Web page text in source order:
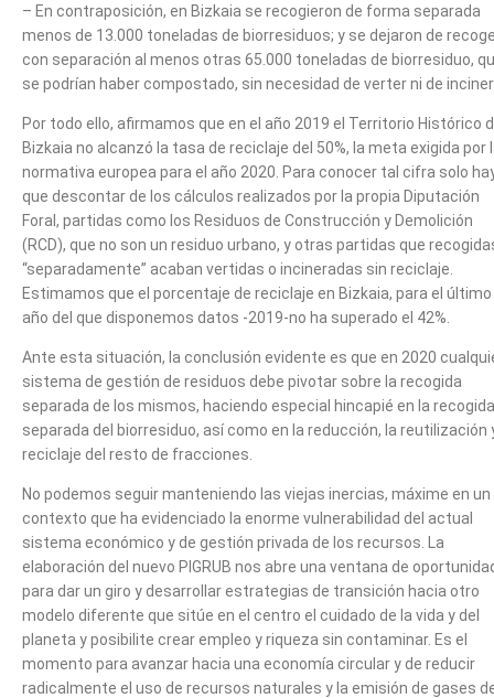
– En contraposición, en Bizkaia se recogieron de forma separada
menos de 13.000 toneladas de biorresiduos; y se dejaron de
con separación al menos otras 65.000 toneladas de biorresiduo,
se podrían haber compostado, sin necesidad de verter ni de
Por todo ello, afirmamos que en el año 2019 el Territorio Histórico
Bizkaia no alcanzó la tasa de reciclaje del 50%, la meta exigida por
normativa europea para el año 2020. Para conocer tal cifra solo
que descontar de los cálculos realizados por la propia Diputación
Foral, partidas como los Residuos de Construcción y Demolición
(RCD), que no son un residuo urbano, y otras partidas que
“separadamente” acaban vertidas o incineradas sin reciclaje.
Estimamos que el porcentaje de reciclaje en Bizkaia, para el último
año del que disponemos datos -2019-no ha superado el 42%.
Ante esta situación, la conclusión evidente es que en 2020
sistema de gestión de residuos debe pivotar sobre la recogida
separada de los mismos, haciendo especial hincapié en la recogida
separada del biorresiduo, así como en la reducción, la reutilización
reciclaje del resto de fracciones.
No podemos seguir manteniendo las viejas inercias, máxime en un
contexto que ha evidenciado la enorme vulnerabilidad del actual
sistema económico y de gestión privada de los recursos. La
elaboración del nuevo PIGRUB nos abre una ventana de
para dar un giro y desarrollar estrategias de transición hacia otro
modelo diferente que sitúe en el centro el cuidado de la vida y del
planeta y posibilite crear empleo y riqueza sin contaminar. Es el
momento para avanzar hacia una economía circular y de reducir
radicalmente el uso de recursos naturales y la emisión de gases